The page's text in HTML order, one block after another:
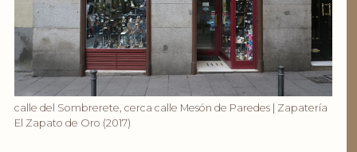
calle del Sombrerete, cerca calle Mesón de Paredes | Zapatería
El Zapato de Oro (2017)